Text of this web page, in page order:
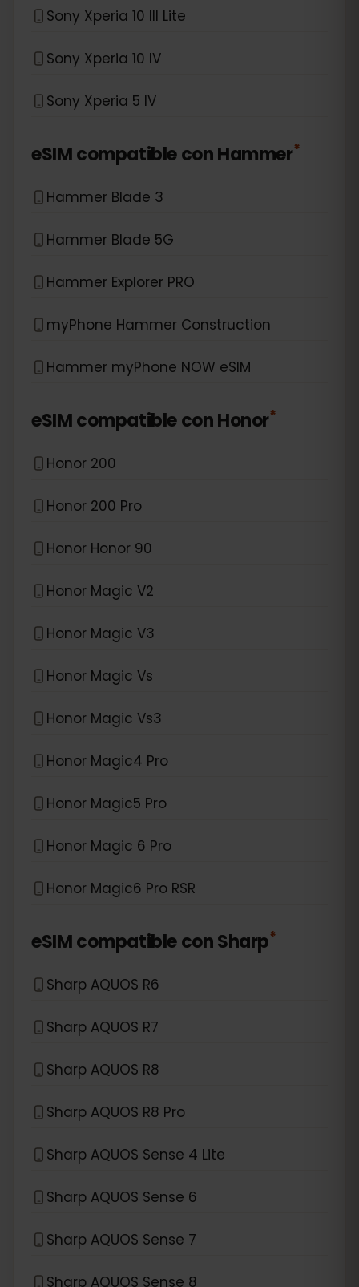
Sony Xperia 10 III Lite
Sony Xperia 10 IV
Sony Xperia 5 IV
eSIM compatible conHammer*
Hammer Blade 3
Hammer Blade 5G
Hammer Explorer PRO
myPhone Hammer Construction
Hammer myPhone NOW eSIM
eSIM compatible conHonor*
Honor 200
Honor 200 Pro
Honor Honor 90
Honor Magic V2
Honor Magic V3
Honor Magic Vs
Honor Magic Vs3
Honor Magic4 Pro
Honor Magic5 Pro
Honor Magic 6 Pro
Honor Magic6 Pro RSR
eSIM compatible conSharp*
Sharp AQUOS R6
Sharp AQUOS R7
Sharp AQUOS R8
Sharp AQUOS R8 Pro
Sharp AQUOS Sense 4 Lite
Sharp AQUOS Sense 6
Sharp AQUOS Sense 7
Sharp AQUOS Sense 8